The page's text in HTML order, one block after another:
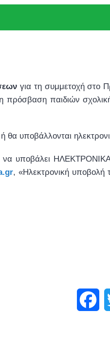
για τη συμμετοχή στο
πρόσβαση παιδιών
θα υποβάλλονται
να υποβάλει
, «Ηλεκτρονική υποβολή